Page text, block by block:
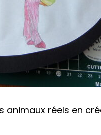
animaux réels en